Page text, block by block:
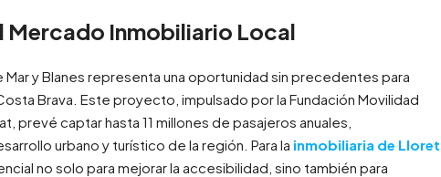
Mercado Inmobiliario Local
y Blanes representa una oportunidad sin precedentes para
Brava. Este proyecto, impulsado por la Fundación Movilidad
prevé captar hasta 11 millones de pasajeros anuales,
urbano y turístico de la región. Para la inmobiliaria de Lloret
no solo para mejorar la accesibilidad, sino también para